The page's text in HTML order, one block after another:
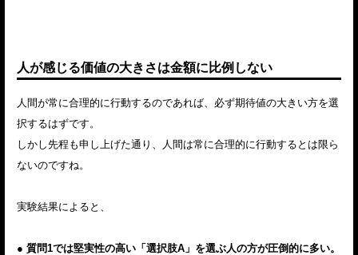
人が感じる価値の大きさは金額に比例しない
人間が常に合理的に行動するのであれば、必ず期待値の大きい方を選
択するはずです。
しかし先程も申し上げた通り、人間は常に合理的に行動するとは限ら
ないのですね。
実験結果によると、
● 質問1では堅実性の高い「選択肢A」を選ぶ人の方が圧倒的に多い。